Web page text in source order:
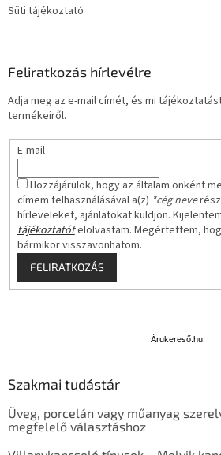
Süti tájékoztató
Feliratkozás hírlevélre
Adja meg az e-mail címét, és mi
termékeiről.
E-mail
Hozzájárulok, hogy az általam önként
címem felhasználásával a(z) *cég neve
hírleveleket, ajánlatokat küldjön.
tájékoztatótelolvastam. Megértettem,
bármikor visszavonhatom.
FELIRATKOZÁS
s
ő
Árukereső.hu
Szakmai tudástár
Üveg, porcelán vagy műanyag
megfelelő választáshoz